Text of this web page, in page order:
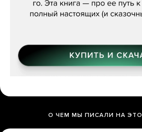
О ЧЕМ МЫ ПИСАЛИ НА